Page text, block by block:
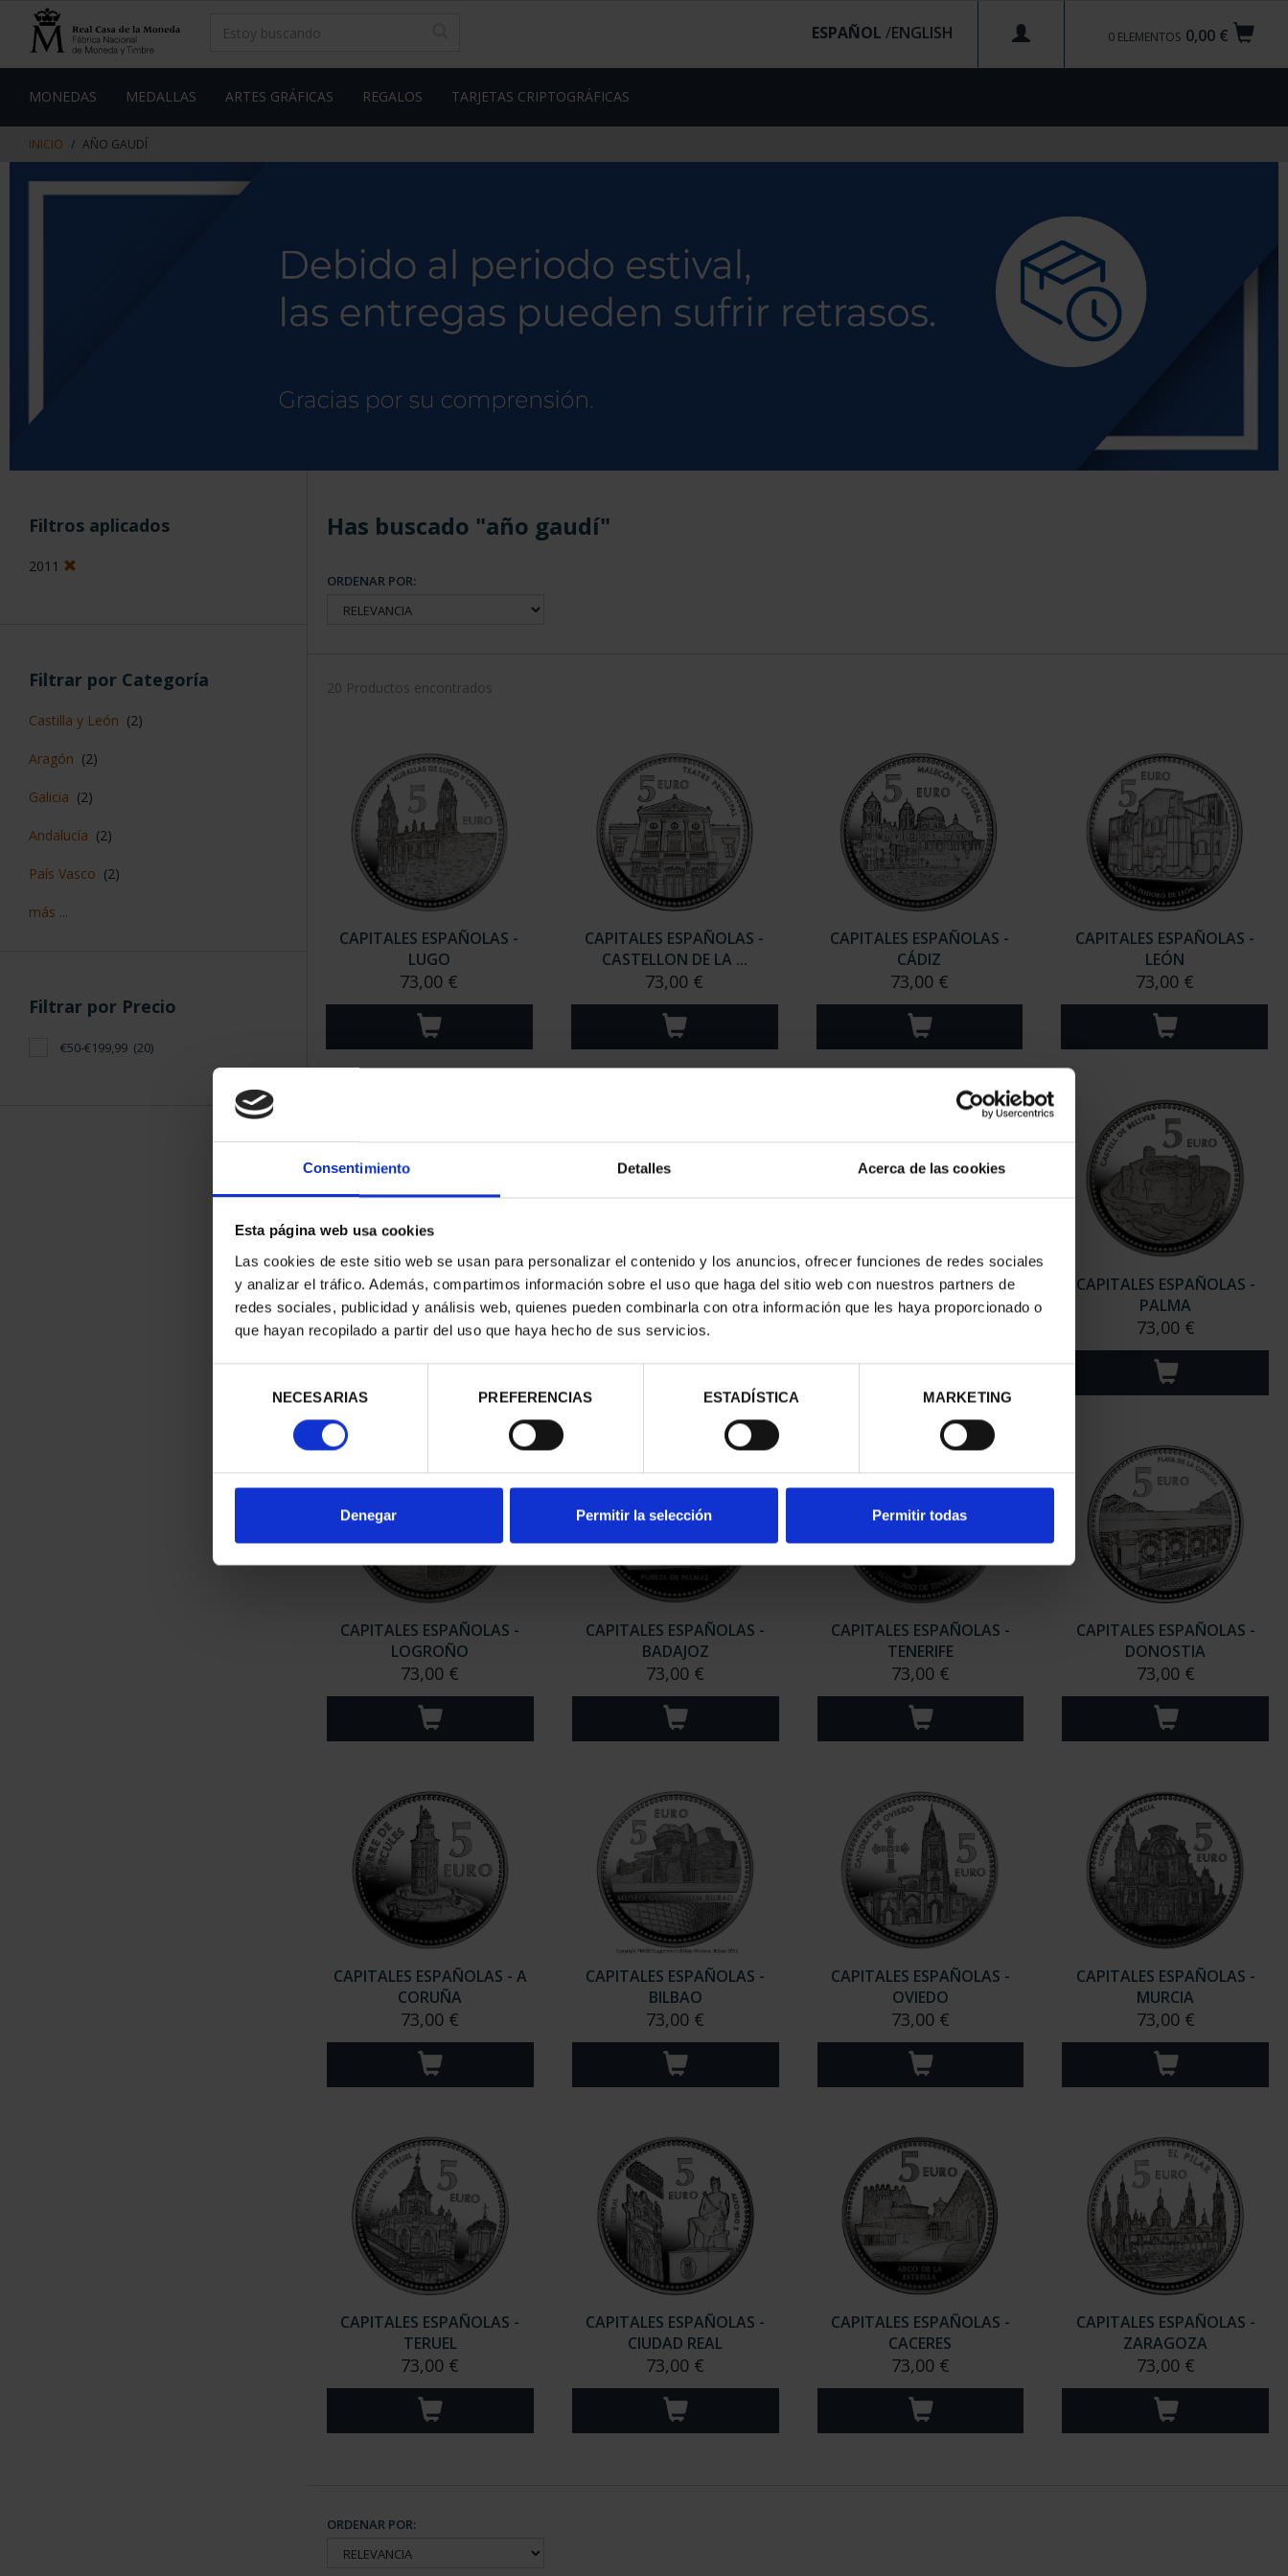
Consentimiento Detalles Acerca de las cookies
Esta página web usa cookies
Las cookies de este sitio web se usan para personalizar el contenido y los anuncios, ofrecer funciones de redes sociales
y analizar el tráfico. Además, compartimos información sobre el uso que haga del sitio web con nuestros partners de
redes sociales, publicidad y análisis web, quienes pueden combinarla con otra información que les haya proporcionado o
que hayan recopilado a partir del uso que haya hecho de sus servicios.
consentimiento
NECESARIAS PREFERENCIAS ESTADÍSTICA MARKETING
Denegar Permitir la selección Permitir todas
contenido
de
0,00 €
0 ELEMENTOS
ESPAÑOL /
MONEDAS MEDALLAS ARTES GRÁFICAS REGALOS TARJETAS CRIPTOGRÁFICAS
INICIO AÑO GAUDÍ
Filtros aplicados
2011
Filtrar por Categoría
Castilla y León (2)
Aragón (2)
Galicia (2)
Andalucía (2)
País Vasco (2)
más ...
Filtrar por Precio
€50-€199,99 (20)
Has buscado "año gaudí"
ORDENAR POR:
20 Productos encontrados
CAPITALES ESPAÑOLAS -
LUGO
73,00 €
CAPITALES ESPAÑOLAS -
CASTELLON DE LA ...
73,00 €
CAPITALES ESPAÑOLAS -
CÁDIZ
73,00 €
CAPITALES ESPAÑOLAS -
LEÓN
73,00 €
CAPITALES ESPAÑOLAS -
BURGOS
73,00 €
CAPITALES ESPAÑOLAS -
CÓRDOBA
73,00 €
CAPITALES ESPAÑOLAS -
GIRONA
CAPITALES ESPAÑOLAS -
PALMA
73,00 €
CAPITALES ESPAÑOLAS -
LOGROÑO
73,00 €
CAPITALES ESPAÑOLAS -
BADAJOZ
73,00 €
CAPITALES ESPAÑOLAS -
TENERIFE
73,00 €
CAPITALES ESPAÑOLAS -
DONOSTIA
73,00 €
CAPITALES ESPAÑOLAS - A
CORUÑA
73,00 €
CAPITALES ESPAÑOLAS -
BILBAO
73,00 €
CAPITALES ESPAÑOLAS -
OVIEDO
73,00 €
CAPITALES ESPAÑOLAS -
MURCIA
73,00 €
CAPITALES ESPAÑOLAS -
TERUEL
73,00 €
CAPITALES ESPAÑOLAS -
CIUDAD REAL
73,00 €
CAPITALES ESPAÑOLAS -
CACERES
73,00 €
CAPITALES ESPAÑOLAS -
ZARAGOZA
73,00 €
ORDENAR POR: